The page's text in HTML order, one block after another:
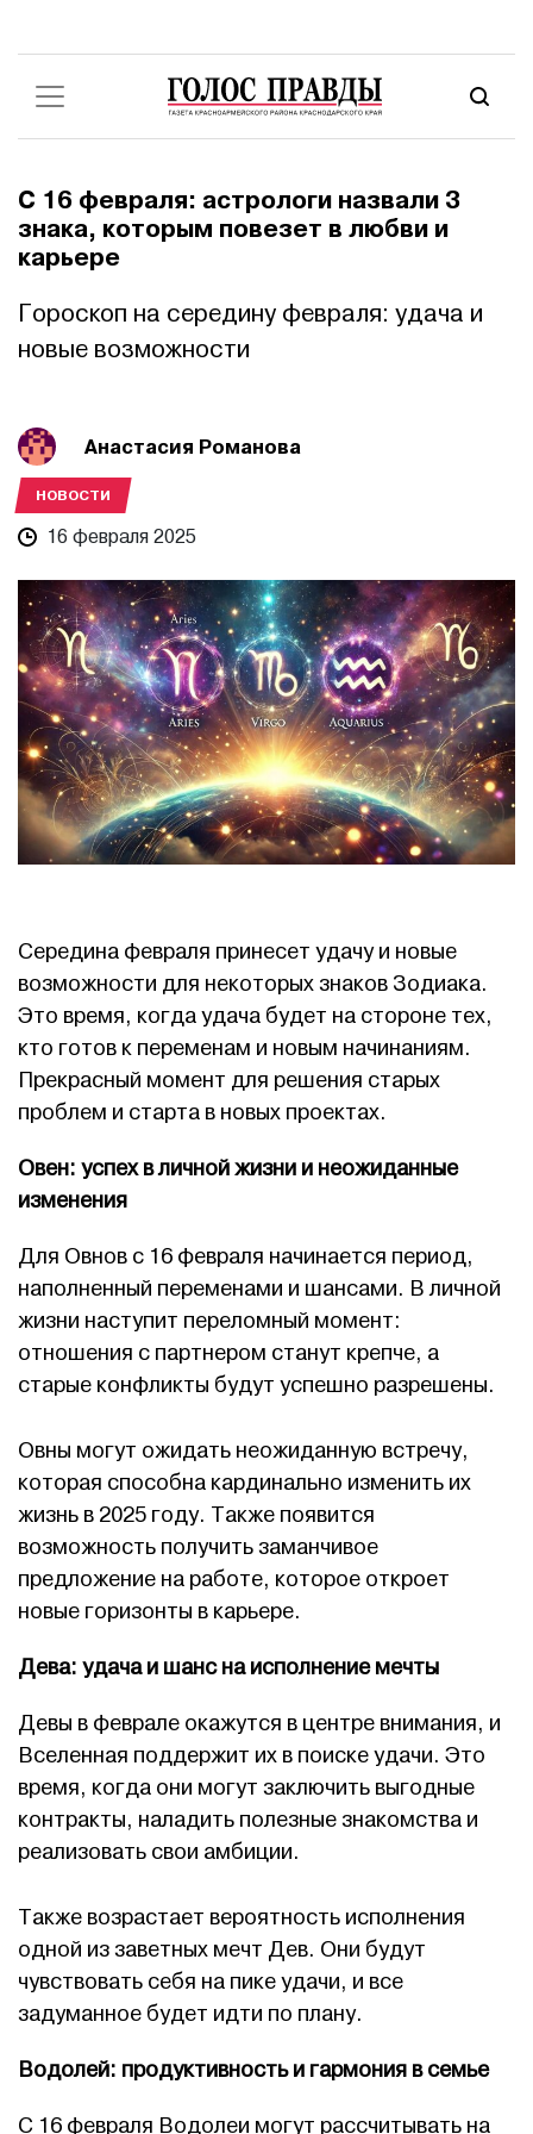
С 16 февраля: астрологи назвали 3
знака, которым повезет в любви и
карьере
Гороскоп на середину февраля: удача и
новые возможности
Анастасия Романова
НОВОСТИ
16 февраля 2025
Середина февраля принесет удачу и новые
возможности для некоторых знаков Зодиака.
Это время, когда удача будет на стороне тех,
кто готов к переменам и новым начинаниям.
Прекрасный момент для решения старых
проблем и старта в новых проектах.
Овен: успех в личной жизни и неожиданные
изменения
Для Овнов с 16 февраля начинается период,
наполненный переменами и шансами. В личной
жизни наступит переломный момент:
отношения с партнером станут крепче, а
старые конфликты будут успешно разрешены.
Овны могут ожидать неожиданную встречу,
которая способна кардинально изменить их
жизнь в 2025 году. Также появится
возможность получить заманчивое
предложение на работе, которое откроет
новые горизонты в карьере.
Дева: удача и шанс на исполнение мечты
Девы в феврале окажутся в центре внимания, и
Вселенная поддержит их в поиске удачи. Это
время, когда они могут заключить выгодные
контракты, наладить полезные знакомства и
реализовать свои амбиции.
Также возрастает вероятность исполнения
одной из заветных мечт Дев. Они будут
чувствовать себя на пике удачи, и все
задуманное будет идти по плану.
Водолей: продуктивность и гармония в семье
С 16 февраля Водолеи могут рассчитывать на